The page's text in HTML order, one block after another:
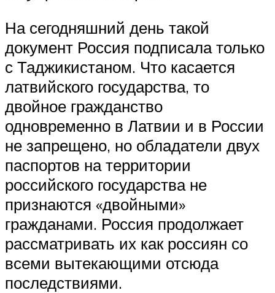
На сегодняшний день такой
документ Россия подписала только
с Таджикистаном. Что касается
латвийского государства, то
двойное гражданство
одновременно в Латвии и в России
не запрещено, но обладатели двух
паспортов на территории
российского государства не
признаются «двойными»
гражданами. Россия продолжает
рассматривать их как россиян со
всеми вытекающими отсюда
последствиями.